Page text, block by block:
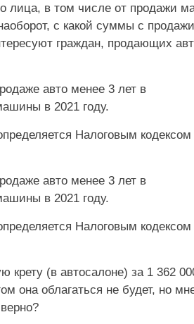
лица, в том числе от продажи
с какой суммы с продажи
граждан, продающих
авто менее 3 лет в
в 2021 году.
Налоговым
авто менее 3 лет в
в 2021 году.
Налоговым
крету (в автосалоне) за 1 362
она облагаться не будет, но